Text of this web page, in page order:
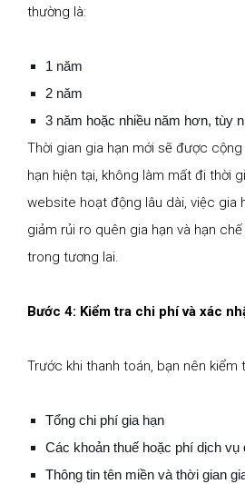
thường là:
1 năm
2 năm
3 năm hoặc nhiều năm hơn, tùy
Thời gian gia hạn mới sẽ được
hạn hiện tại, không làm mất đi thời
website hoạt động lâu dài, việc gia
giảm rủi ro quên gia hạn và hạn
trong tương lai.
Bước 4: Kiểm tra chi phí và xác
Trước khi thanh toán, bạn nên kiểm
Tổng chi phí gia hạn
Các khoản thuế hoặc phí dịch vụ
Thông tin tên miền và thời gian